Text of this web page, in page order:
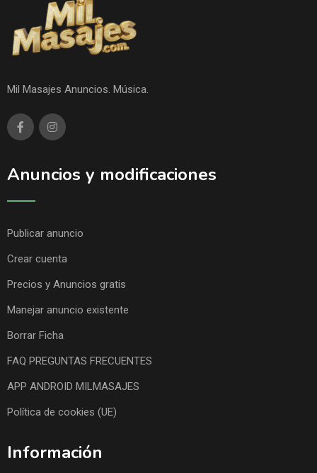
Mil Masajes Anuncios. Música.
Anuncios y modificaciones
Publicar anuncio
Crear cuenta
Precios y Anuncios gratis
Manejar anuncio existente
Borrar Ficha
FAQ PREGUNTAS FRECUENTES
APP ANDROID MILMASAJES
Política de cookies (UE)
Información